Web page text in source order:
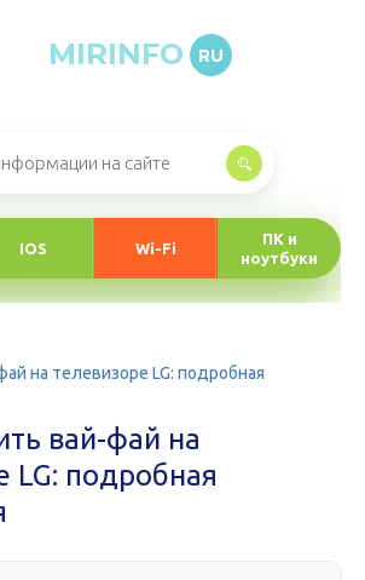
MIRINFO RU
IOS Wi-Fi
ПК и
ноутбуки
на телевизоре LG: подробная
вай-фай на
LG: подробная